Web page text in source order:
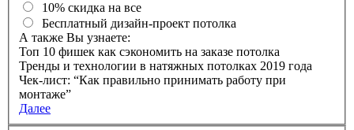
10% скидка на все
Бесплатный дизайн-проект потолка
А также Вы узнаете:
Топ 10 фишек как сэкономить на заказе потолка
Тренды и технологии в натяжных потолках 2019 года
Чек-лист: “Как правильно принимать работу при
монтаже”
Далее